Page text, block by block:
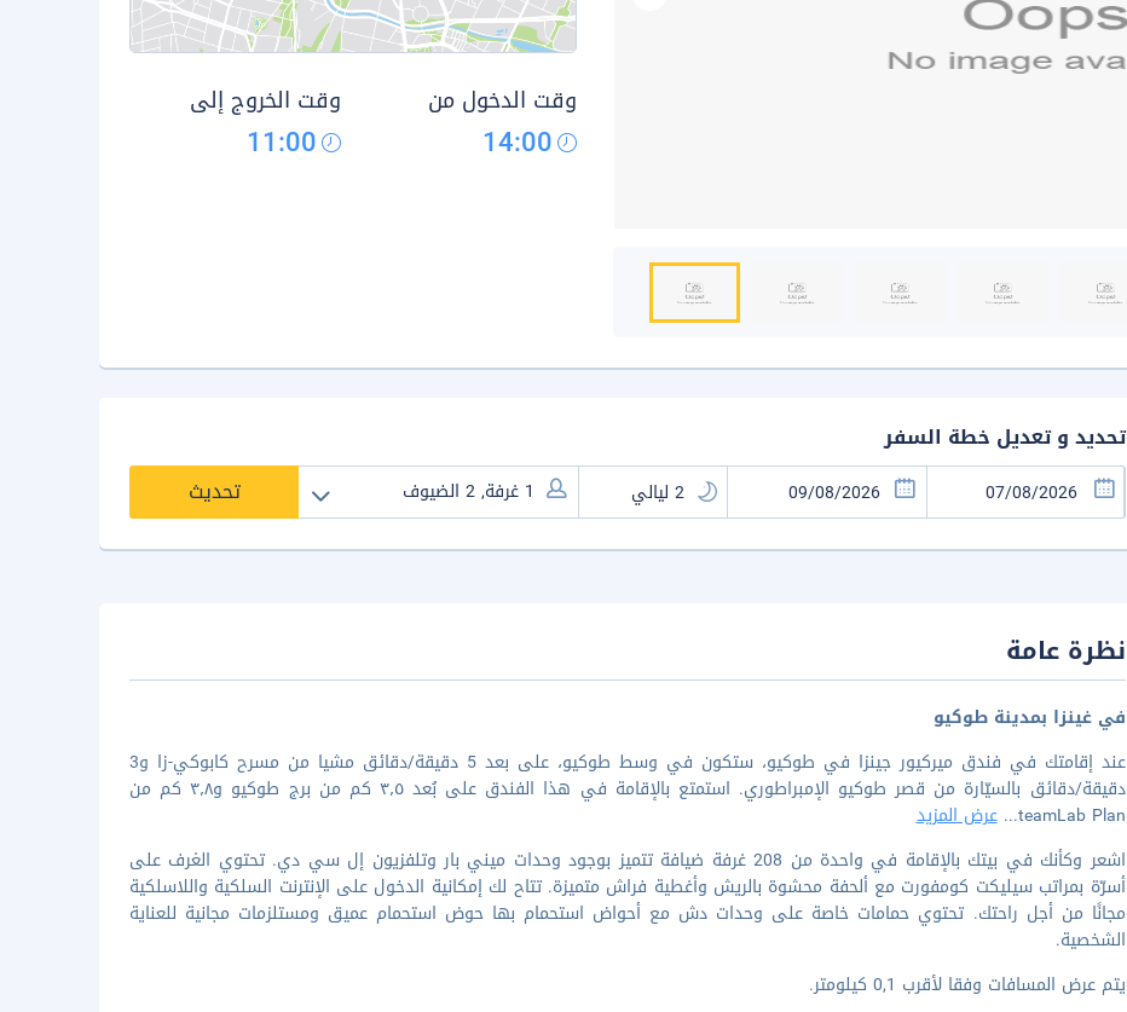
وقت الدخول من
14:00
وقت الخروج إلى
11:00
تحديد و تعديل خطة السفر
تحديث
نظرة عامة
في غينزا بمدينة طوكيو
عند إقامتك في فندق ميركيور جينزا في طوكيو، ستكون في وسط طوكيو، على بعد 5 دقيقة/دقائق مشيا من مسرح كابوكي-زا و3
دقيقة/دقائق بالسيّارة من قصر طوكيو الإمبراطوري. استمتع بالإقامة في هذا الفندق على بُعد ٣٫٥ كم من برج طوكيو و٣٫٨ كم من
teamLab Plan
...عرض المزيد
اشعر وكأنك في بيتك بالإقامة في واحدة من 208 غرفة ضيافة تتميز بوجود وحدات ميني بار وتلفزيون إل سي دي. تحتوي الغرف على
أسرّة بمراتب سيليكت كومفورت مع ألحفة محشوة بالريش وأغطية فراش متميزة. تتاح لك إمكانية الدخول على الإنترنت السلكية واللاسلكية
مجانًا من أجل راحتك. تحتوي حمامات خاصة على وحدات دش مع أحواض استحمام بها حوض استحمام عميق ومستلزمات مجانية للعناية
الشخصية.
يتم عرض المسافات وفقا لأقرب 0,1 كيلومتر.